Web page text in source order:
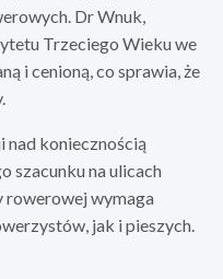
Dr Wnuk,
Trzeciego Wieku we
i cenioną, co sprawia, że
nad koniecznością
szacunku na ulicach
wymaga
jak i pieszych.